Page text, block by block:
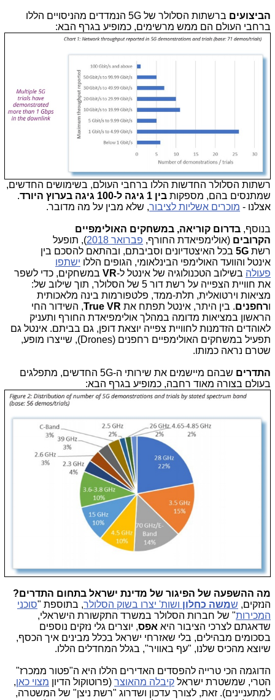
הביצועים
ברשתות הסלולר של 5G הנמדדים מהניסויים הללו
ברחבי העולם הם ממש מרשימים, כמופיע בגרף הבא:
רשתות הסלולר החדשות הללו ברחבי העולם, בשימושים החדשים,
שמתנסים בהם, מספקות בין 1 גיגה ל-100 גיגה בערוץ היורד
.
אצלנו - מוכרים אשליות לציבור, שלא מבין על מה מדובר.
בנוסף, בדרום קוריאה, במשחקים האולימפיים
הקרובים (אולימפיאדת החורף, פברואר 2018
), תופעל
רשת 5G בכל האיצטדיונים וסביבתם, ובהתאם להסכם בין
אינטל והוועד האולימפי הבינלאומי, הגופים הללו ישתפו
פעולה בשילוב הטכנולוגיה של אינטל ל-VR במשחקים, כדי לשפר
את חוויית הצפייה על רשת דור 5 של הסלולר, תוך שילוב של:
מציאות וירטואלית, תלת-ממד, פלטפורמות בינה מלאכותית
ורחפנים. בין היתר, אינטל תפתח את True VR, השידור החי
הראשון במציאות מדומה במהלך אולימפיאדת החורף ותעניק
לאוהדים הזדמנות לחוויית צפייה יוצאת דופן, גם בביתם. אינטל גם
תפעיל במשחקים האולימפיים רחפנים (Drones), שייצרו מופע,
שטרם נראה כמותו.
התדרים
שבהם מיישמים את שירותי ה-5G החדשים, מתפלגים
בעולם בצורה מאוד רחבה, כמופיע בגרף הבא:
מה ההשפעה של הפיגור של מדינת ישראל בתחום התדרים?
הנזקים, שמשה כחלון ושות' יצרו בשוק הסלולר, בתוספת "סוכני
המכירות" של חברות הסלולר במשרד התקשורת הישראלי,
שדאגתם לצרכי הציבור היא אפס, יוצרים גלי נזקים נוספים
בסכומים מבהילים, בלי שאזרחי ישראל בכלל מבינים איך הכסף,
שיוצא מהכיס שלנו, "עף באוויר", בגלל המחדלים הללו.
הדוגמה הכי טרייה להפסדים האדירים הללו היא ה"פטור ממכרז"
הטרי, שמשטרת ישראל קיבלה מהאוצר (פרוטוקול הדיון מצוי כאן,
למתעניינים). זאת, לצורך עדכון ושדרוג "רשת ניצן" של המשטרה,